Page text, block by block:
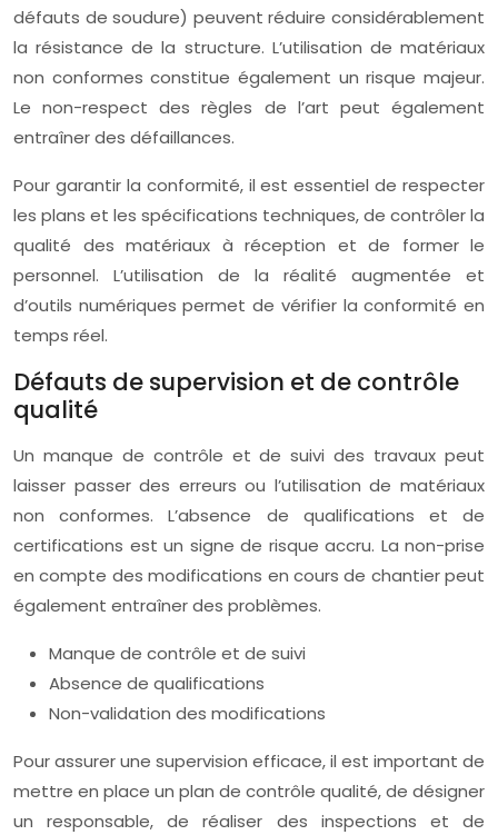
défauts de soudure) peuvent réduire considérablement
la résistance de la structure. L’utilisation de matériaux
non conformes constitue également un risque majeur.
Le non-respect des règles de l’art peut également
entraîner des défaillances.
Pour garantir la conformité, il est essentiel de respecter
les plans et les spécifications techniques, de contrôler la
qualité des matériaux à réception et de former le
personnel. L’utilisation de la réalité augmentée et
d’outils numériques permet de vérifier la conformité en
temps réel.
Défauts de supervision et de contrôle
qualité
Un manque de contrôle et de suivi des travaux peut
laisser passer des erreurs ou l’utilisation de matériaux
non conformes. L’absence de qualifications et de
certifications est un signe de risque accru. La non-prise
en compte des modifications en cours de chantier peut
également entraîner des problèmes.
Manque de contrôle et de suivi
Absence de qualifications
Non-validation des modifications
Pour assurer une supervision efficace, il est important de
mettre en place un plan de contrôle qualité, de désigner
un responsable, de réaliser des inspections et de